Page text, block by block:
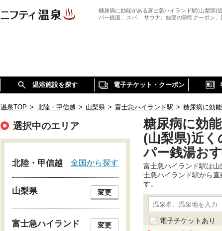
糖尿病に効能がある富士急ハイランド駅(山梨県)
パー銭湯、スパ、 サウナ、銭湯の割引クーポン
温浴施設を探す 電子チケット・クーポン
温泉TOP > 北陸・甲信越 > 山梨県 > 富士急ハイランド駅 > 糖尿病に効
糖尿病に効
(山梨県)近く
パー銭湯お
富士急ハイランド駅は
士急ハイランド駅から
す。
電子チケットあり
選択中のエリア
北陸・甲信越 全国から探す
山梨県 変更
富士急ハイランド
変更